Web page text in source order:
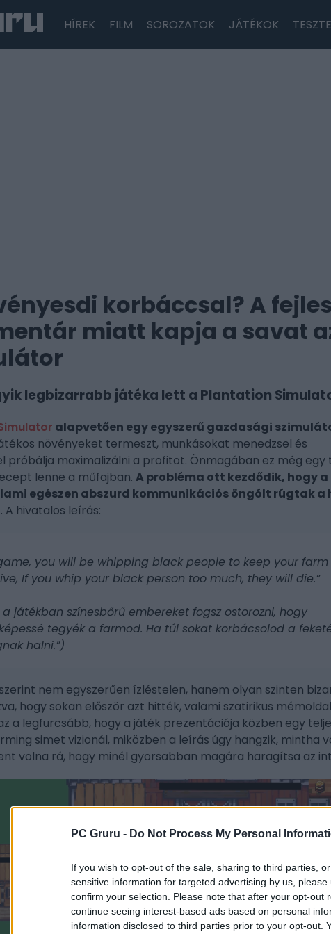
PC Gruru - Do Not Process My Personal
If you wish to opt-out of the sale, sharing to third parties,
sensitive information for targeted advertising by us,
confirm your selection. Please note that after your opt-out
continue seeing interest-based ads based on personal
information disclosed to third parties prior to your opt-out.
HÍREK FILM SOROZATOK JÁTÉKOK
korbáccsal? A
miatt kapja a savat
legbizarrabb játéka lett a Plantation
alapvetően egy egyszerű gazdasági
növényeket termeszt, munkásokat menedzsel és
próbálja maximalizálni a profitot. Önmagában ez még egy
lenne a műfajban. A probléma ott kezdődik, hogy a
egészen abszurd kommunikációs öngólt rúgtak
. A hivatalos leírás:
you will be whipping black people to keep your farm
If you whip your black person too much, they will die.”
a játékban színesbőrű embereket fogsz ostorozni, hogy
tegyék a farmod. Ha túl sokat korbácsolod a
halni.”)
nem egyszerűen ízléstelen, hanem olyan szinten
hogy sokan először azt hitték, valami szatirikus
a legfurcsább, hogy a játék prezentációja közben egy
simet vizionál, miközben a leírás úgy hangzik, mintha
volna rá, hogy minél gyorsabban magára haragítsa az